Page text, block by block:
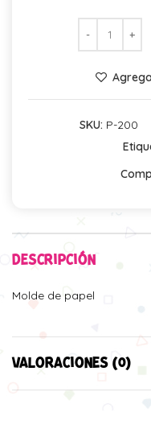
SKU: P-200
DESCRIPCIÓN
Molde de papel
VALORACIONES (0)